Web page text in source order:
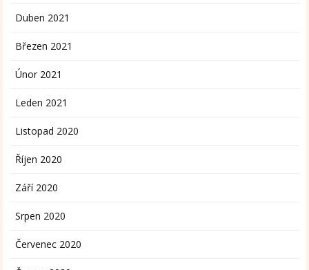
Duben 2021
Březen 2021
Únor 2021
Leden 2021
Listopad 2020
Říjen 2020
Září 2020
Srpen 2020
Červenec 2020